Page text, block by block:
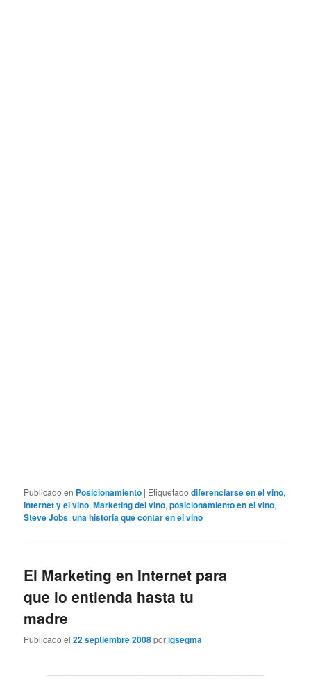
Publicado en Posicionamiento | Etiquetado diferenciarse en el vino,
Internet y el vino,Marketing del vino,posicionamiento en el vino,
Steve Jobs,una historia que contar en el vino
El Marketing en Internet para
que lo entienda hasta tu
madre
Publicado el22 septiembre 2008porigsegma